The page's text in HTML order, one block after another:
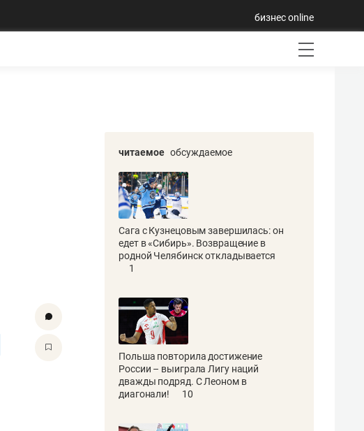
бизнес online
читаемое обсуждаемое
Сага с Кузнецовым завершилась: он
едет в «Сибирь». Возвращение в
родной Челябинск откладывается
1
Польша повторила достижение
России – выиграла Лигу наций
дважды подряд. С Леоном в
диагонали!
10